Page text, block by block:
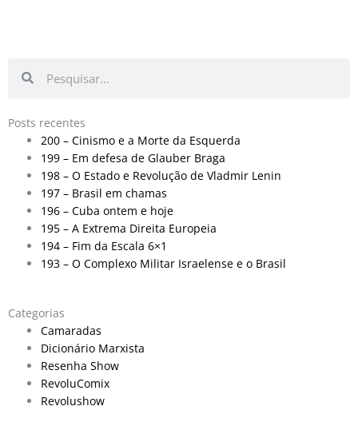
Posts recentes
200 – Cinismo e a Morte da Esquerda
199 – Em defesa de Glauber Braga
198 – O Estado e Revolução de Vladmir Lenin
197 – Brasil em chamas
196 – Cuba ontem e hoje
195 – A Extrema Direita Europeia
194 – Fim da Escala 6×1
193 – O Complexo Militar Israelense e o Brasil
Categorias
Camaradas
Dicionário Marxista
Resenha Show
RevoluComix
Revolushow